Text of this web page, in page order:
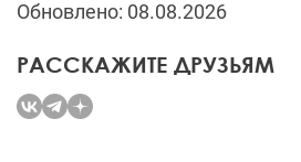
Обновлено: 08.08.2026
РАССКАЖИТЕ ДРУЗЬЯМ